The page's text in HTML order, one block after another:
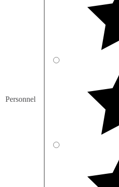
Personnel